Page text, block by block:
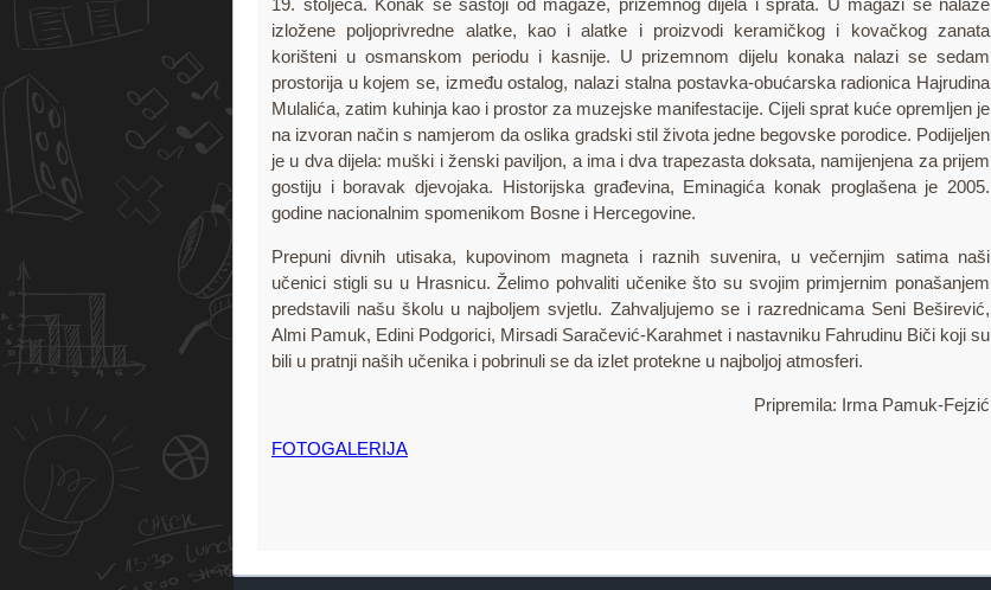
izložene poljoprivredne alatke, kao i alatke i proizvodi keramičkog i kovačkog zanata
korišteni u osmanskom periodu i kasnije. U prizemnom dijelu konaka nalazi se sedam
prostorija u kojem se, između ostalog, nalazi stalna postavka-obućarska radionica Hajrudina
Mulalića, zatim kuhinja kao i prostor za muzejske manifestacije. Cijeli sprat kuće opremljen je
na izvoran način s namjerom da oslika gradski stil života jedne begovske porodice. Podijeljen
je u dva dijela: muški i ženski paviljon, a ima i dva trapezasta doksata, namijenjena za prijem
gostiju i boravak djevojaka. Historijska građevina, Eminagića konak proglašena je 2005.
godine nacionalnim spomenikom Bosne i Hercegovine.
Prepuni divnih utisaka, kupovinom magneta i raznih suvenira, u večernjim satima naši
učenici stigli su u Hrasnicu. Želimo pohvaliti učenike što su svojim primjernim ponašanjem
predstavili našu školu u najboljem svjetlu. Zahvaljujemo se i razrednicama Seni Beširević,
Almi Pamuk, Edini Podgorici, Mirsadi Saračević-Karahmet i nastavniku Fahrudinu Biči koji su
bili u pratnji naših učenika i pobrinuli se da izlet protekne u najboljoj atmosferi.
Pripremila: Irma Pamuk-Fejzić
FOTOGALERIJA